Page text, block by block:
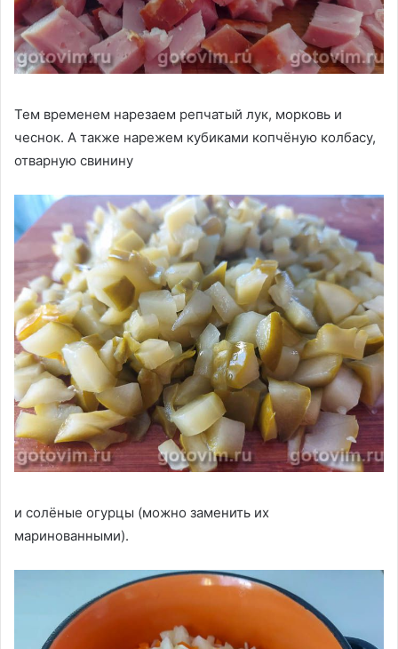
Тем временем нарезаем репчатый лук, морковь и
чеснок. А также нарежем кубиками копчёную колбасу,
отварную свинину
и солёные огурцы (можно заменить их
маринованными).